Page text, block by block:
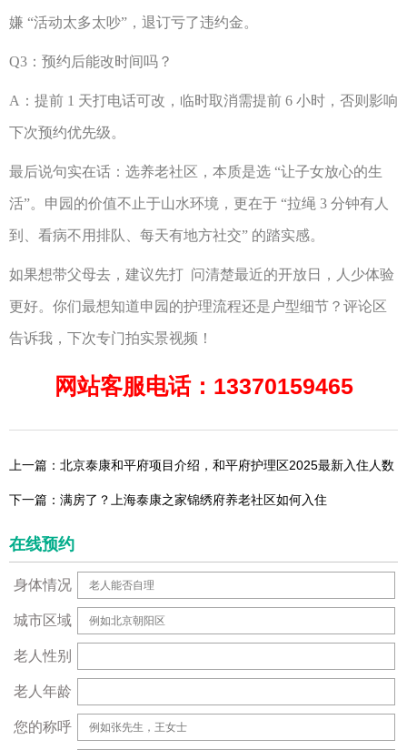
嫌 “活动太多太吵”，退订亏了违约金。
Q3：预约后能改时间吗？
A：提前 1 天打电话可改，临时取消需提前 6 小时，否则影响
下次预约优先级。
最后说句实在话：选养老社区，本质是选 “让子女放心的生
活”。申园的价值不止于山水环境，更在于 “拉绳 3 分钟有人
到、看病不用排队、每天有地方社交” 的踏实感。
如果想带父母去，建议先打 问清楚最近的开放日，人少体验
更好。你们最想知道申园的护理流程还是户型细节？评论区
告诉我，下次专门拍实景视频！
网站客服电话：13370159465
上一篇：北京泰康和平府项目介绍，和平府护理区2025最新入住人数
下一篇：满房了？上海泰康之家锦绣府养老社区如何入住
在线预约
身体情况
城市区域
老人性别
老人年龄
您的称呼